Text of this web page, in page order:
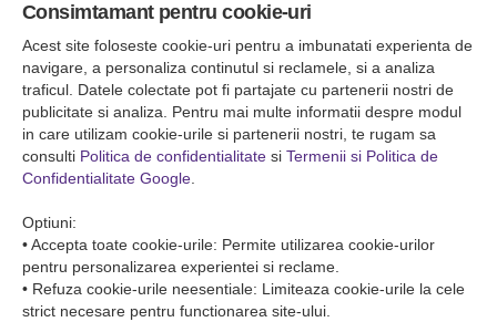
Falticeni ( Autogara Romfour )
str. Plutonier Ghiniţă nr.8, Fălticeni, judeţul Suceava
0040374557200
Condiții de Transport
Condițiile de transport colete
Condițiile de transport persone
Consimtamant pentru cookie-uri
Acest site foloseste cookie-uri pentru a imbunatati experienta de
navigare, a personaliza continutul si reclamele, si a analiza
traficul. Datele colectate pot fi partajate cu partenerii nostri de
publicitate si analiza. Pentru mai multe informatii despre modul
in care utilizam cookie-urile si partenerii nostri, te rugam sa
consulti Politica de confidentialitate si Termenii si Politica de
Confidentialitate Google
Optiuni:
• Accepta toate cookie-urile: Permite utilizarea cookie-urilor
pentru personalizarea experientei si reclame.
• Refuza cookie-urile neesentiale: Limiteaza cookie-urile la cele
strict necesare pentru functionarea site-ului.